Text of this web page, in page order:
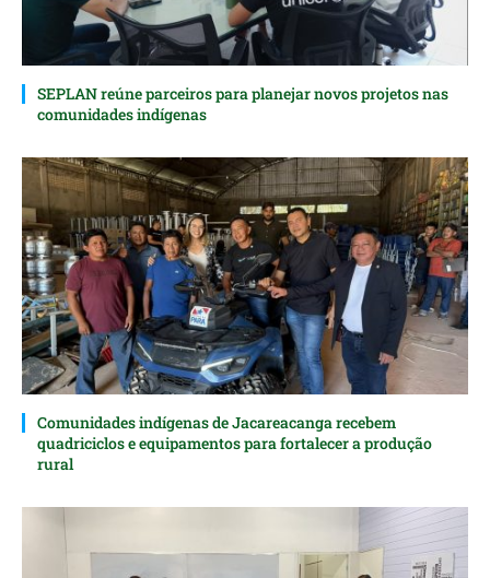
SEPLAN reúne parceiros para planejar novos projetos nas
comunidades indígenas
Comunidades indígenas de Jacareacanga recebem
quadriciclos e equipamentos para fortalecer a produção
rural